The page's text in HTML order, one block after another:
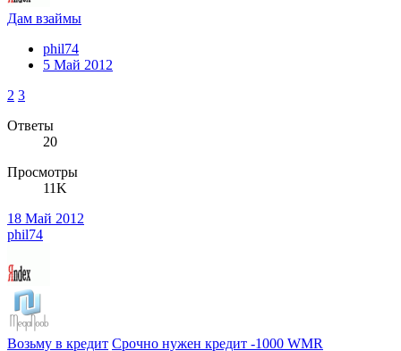
Дам взаймы
phil74
5 Май 2012
2 3
Ответы
20
Просмотры
11K
18 Май 2012
phil74
Возьму в кредит Срочно нужен кредит -1000 WMR